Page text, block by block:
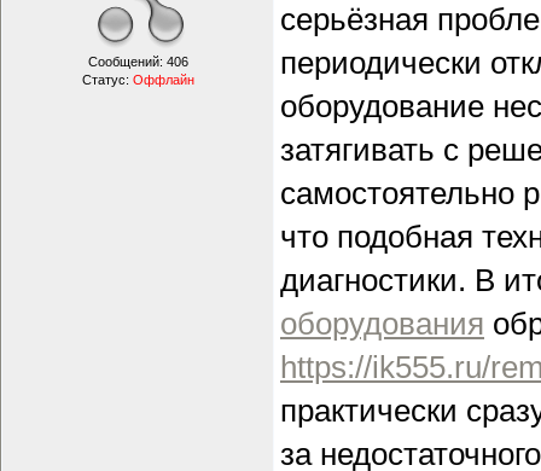
Сообщений: 406
Статус: Оффлайн
серьёзная
периодически
оборудование
затягивать с
самостоятельно
что подобная
диагностики. В
оборудования
https://ik555.ru/
практически
за